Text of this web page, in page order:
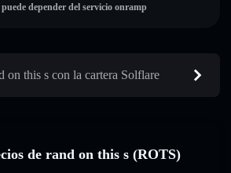
depender del servicio onramp
on this s con la cartera Solflare
de rand on this s (ROTS)